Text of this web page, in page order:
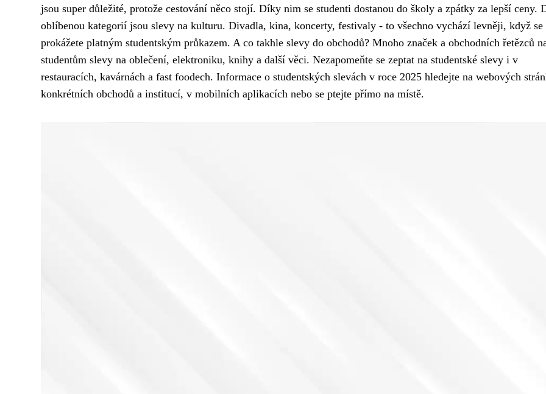
jsou super důležité, protože cestování něco stojí. Díky nim se studenti dostanou do školy a zpátky za lepší ceny.
oblíbenou kategorií jsou slevy na kulturu. Divadla, kina, koncerty, festivaly - to všechno vychází levněji, když se
prokážete platným studentským průkazem. A co takhle slevy do obchodů? Mnoho značek a obchodních řetězců
studentům slevy na oblečení, elektroniku, knihy a další věci. Nezapomeňte se zeptat na studentské slevy i v
restauracích, kavárnách a fast foodech. Informace o studentských slevách v roce 2025 hledejte na webových
konkrétních obchodů a institucí, v mobilních aplikacích nebo se ptejte přímo na místě.